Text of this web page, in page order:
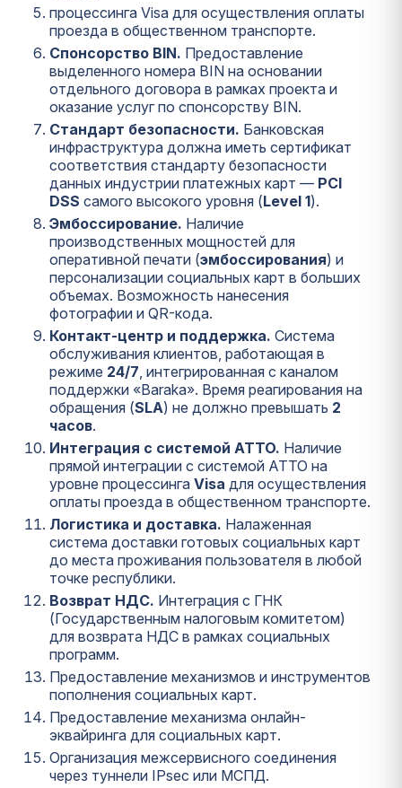
процессинга Visa для осуществления оплаты
проезда в общественном транспорте.
Спонсорство BIN. Предоставление
выделенного номера BIN на основании
отдельного договора в рамках проекта и
оказание услуг по спонсорству BIN.
Стандарт безопасности. Банковская
инфраструктура должна иметь сертификат
соответствия стандарту безопасности
данных индустрии платежных карт — PCI
DSS самого высокого уровня (Level 1).
Эмбоссирование. Наличие
производственных мощностей для
оперативной печати (эмбоссирования) и
персонализации социальных карт в больших
объемах. Возможность нанесения
фотографии и QR-кода.
Контакт-центр и поддержка. Система
обслуживания клиентов, работающая в
режиме 24/7, интегрированная с каналом
поддержки «Baraka». Время реагирования на
обращения (SLA) не должно превышать 2
часов.
Интеграция с системой ATTO. Наличие
прямой интеграции с системой ATTO на
уровне процессинга Visa для осуществления
оплаты проезда в общественном транспорте.
Логистика и доставка. Налаженная
система доставки готовых социальных карт
до места проживания пользователя в любой
точке республики.
Возврат НДС. Интеграция с ГНК
(Государственным налоговым комитетом)
для возврата НДС в рамках социальных
программ.
Предоставление механизмов и инструментов
пополнения социальных карт.
Предоставление механизма онлайн-
эквайринга для социальных карт.
Организация межсервисного соединения
через туннели IPsec или МСПД.